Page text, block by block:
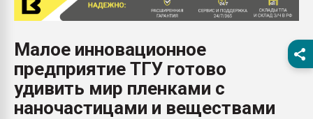
28.07.2026
первый план в
28.07.2026
ситуацией на
Всё, что касается
бутылок
Малое инновационное
предприятие ТГУ готово
удивить мир пленками с
наночастицами и веществами